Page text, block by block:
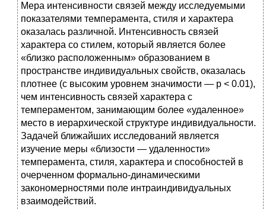
Мера интенсивности связей между исследуемыми
показателями темперамента, стиля и характера
оказалась различной. Интенсивность связей
характера со стилем, который является более
«близко расположенным» образованием в
пространстве индивидуальных свойств, оказалась
плотнее (с высоким уровнем значимости — р < 0.01),
чем интенсивность связей характера с
темпераментом, занимающим более «удаленное»
место в иерархической структуре индивидуальности.
Задачей ближайших исследований является
изучение меры «близости — удаленности»
темперамента, стиля, характера и способностей в
очерченном формально-динамическими
закономерностями поле интраиндивидуальных
взаимодействий.